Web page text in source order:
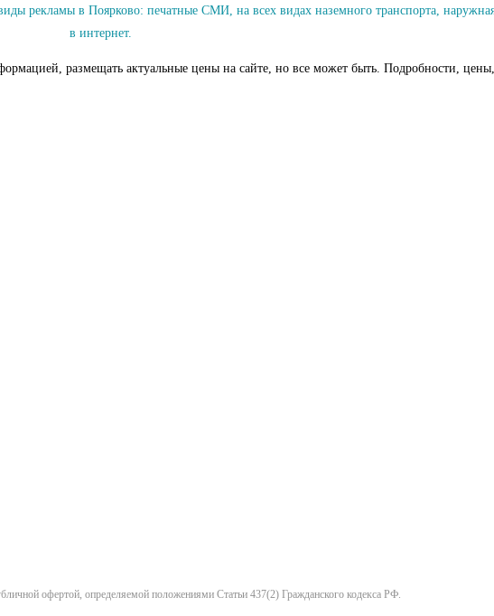
рекламы в Поярково: печатные СМИ, на всех видах наземного транспорта,
в интернет.
размещать актуальные цены на сайте, но все может быть. Подробности,
офертой, определяемой положениями Статьи 437(2) Гражданского кодекса РФ.